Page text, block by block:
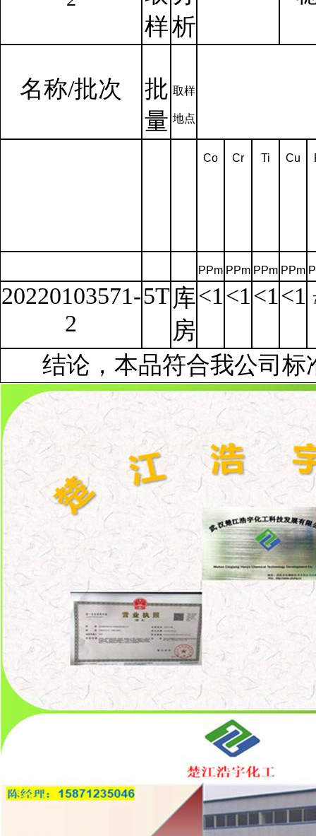
样析
名称/批次
批
量
取样
地点
Co Cr Ti Cu
PPm PPm PPm PPm
20220103571-
2
5T 库
房
<1 <1 <1 <1
结论，本品符合我公司标